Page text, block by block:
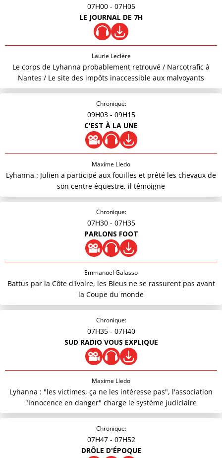
07H00 - 07H05
LE JOURNAL DE 7H
Laurie Leclère
Le corps de Lyhanna probablement retrouvé / Narcotrafic à
Nantes / Le site des impôts inaccessible aux malvoyants
Chronique:
09H03 - 09H15
C'EST À LA UNE
Maxime Lledo
Lyhanna : Julien a participé aux fouilles et prêté les chevaux de
son centre équestre, il témoigne
Chronique:
07H30 - 07H35
PARLONS FOOT
Emmanuel Galasso
Battus par la Côte d'Ivoire, les Bleus ne se rassurent pas avant
la Coupe du monde
Chronique:
07H35 - 07H40
SUD RADIO VOUS EXPLIQUE
Maxime Lledo
Lyhanna : "les victimes, ça ne les intéresse pas", l'association
"Innocence en danger" charge le système judiciaire
Chronique:
07H47 - 07H52
DRÔLE D'ÉPOQUE